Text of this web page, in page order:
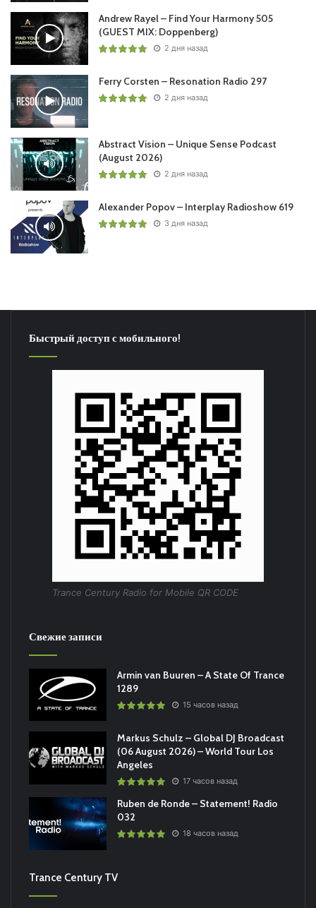
Andrew Rayel – Find Your Harmony 505
(GUEST MIX: Doppenberg)
2 дня назад
Ferry Corsten – Resonation Radio 297
2 дня назад
Abstract Vision – Unique Sense Podcast
(August 2026)
2 дня назад
Alexander Popov – Interplay Radioshow 619
3 дня назад
Быстрый доступ с мобильного!
Trance Century Radio for Mobile QR CODE
Свежие записи
Armin van Buuren – A State Of Trance
1289
15 часов назад
Markus Schulz – Global DJ Broadcast
(06 August 2026) – World Tour Los
Angeles
17 часов назад
Ruben de Ronde – Statement! Radio
032
18 часов назад
Trance Century TV